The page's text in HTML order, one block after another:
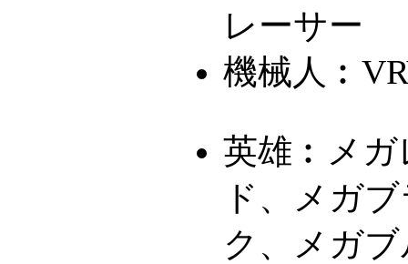
レーサー
機械人︰
英雄︰ メ
ド、メガ
ク、メガ